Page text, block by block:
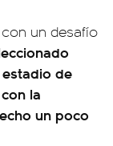
con un desafío
de
la
un poco